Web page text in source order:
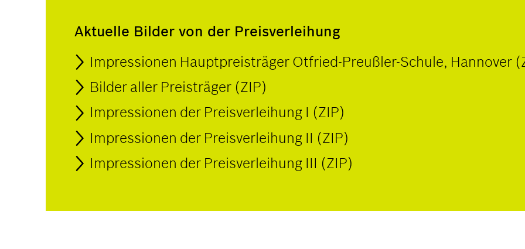
Aktuelle Bilder von der Preisverleihung
Impressionen Hauptpreisträger Otfried-Preußler-Schule, Hannover
Bilder aller Preisträger (ZIP)
Impressionen der Preisverleihung I (ZIP)
Impressionen der Preisverleihung II (ZIP)
Impressionen der Preisverleihung III (ZIP)